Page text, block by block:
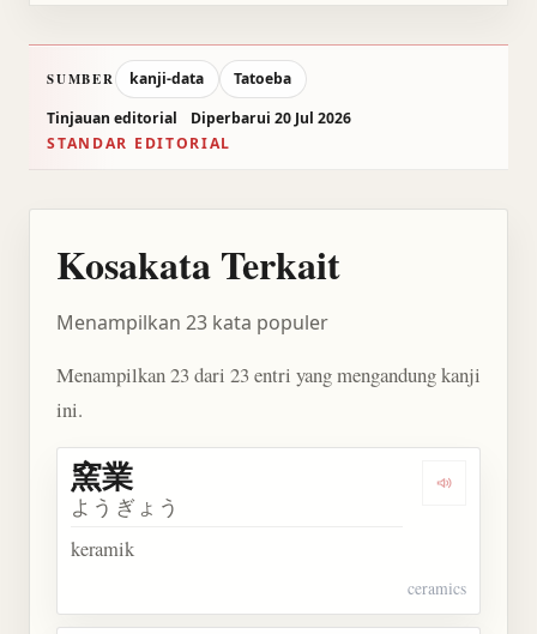
SUMBER kanji-data
Tatoeba
Tinjauan editorial
Diperbarui 20 Jul 2026
STANDAR EDITORIAL
Kosakata Terkait
Menampilkan 23 kata populer
Menampilkan 23 dari 23 entri yang mengandung kanji
ini.
Dengarkan
窯業
ようぎょう
keramik
ceramics